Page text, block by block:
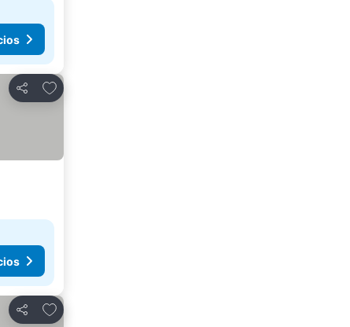
Compartir
Agregar a favoritos
Compartir
Agregar a favoritos